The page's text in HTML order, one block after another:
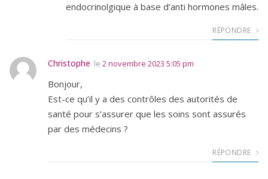
endocrinolgique à base d’anti hormones mâles.
RÉPONDRE
Christophe le 2 novembre 2023 5:05 pm
Bonjour,
Est-ce qu’il y a des contrôles des autorités de
santé pour s’assurer que les soins sont assurés
par des médecins ?
RÉPONDRE